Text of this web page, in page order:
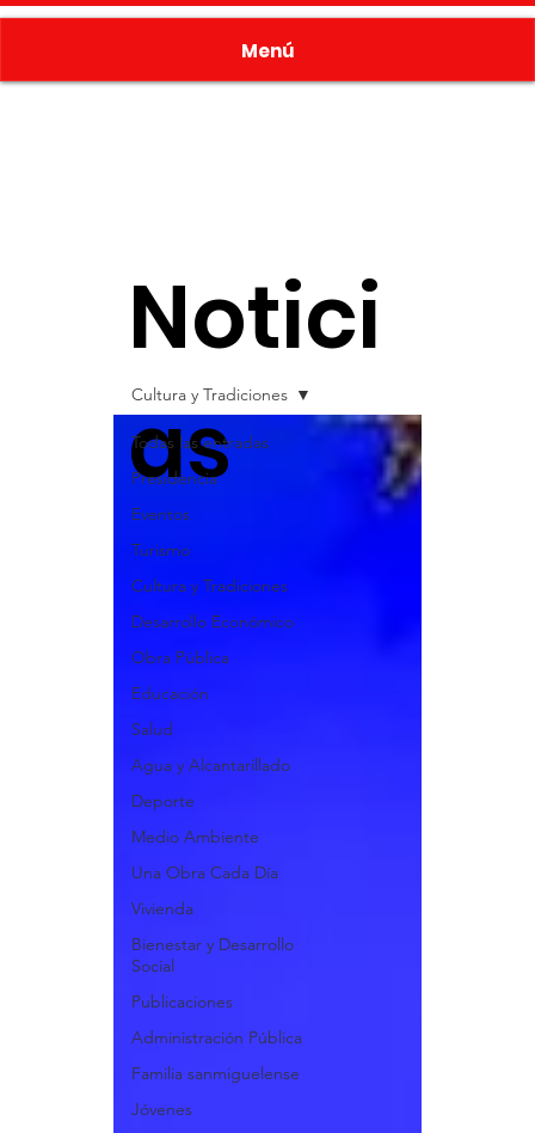
Todas las entradas
Presidencia
Eventos
Turismo
Cultura y Tradiciones
Desarrollo Económico
Obra Pública
Educación
Salud
Agua y Alcantarillado
Deporte
Medio Ambiente
Una Obra Cada Día
Vivienda
Bienestar y Desarrollo
Social
Publicaciones
Administración Pública
Familia sanmiguelense
Jóvenes
Cultura y Tradiciones
Menú
Notici
as